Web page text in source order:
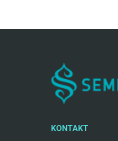
KONTAKT